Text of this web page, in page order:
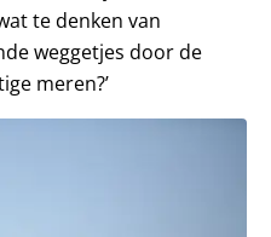
te denken van
weggetjes door de
meren?’